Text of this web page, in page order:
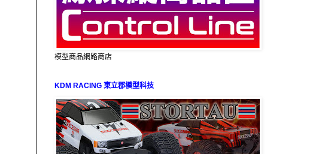
模型商品網路商店
KDM RACING 東立郡模型科技